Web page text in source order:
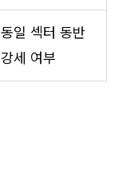
동일 섹터 동반
강세 여부